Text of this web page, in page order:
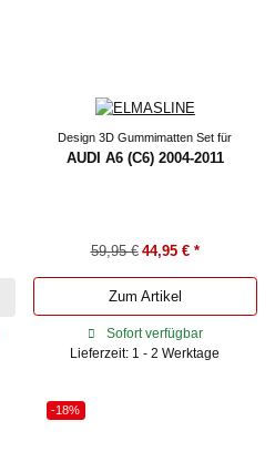
Design 3D Gummimatten Set für
AUDI A6 (C6) 2004-2011
59,95 € 44,95 € *
Zum Artikel
Sofort verfügbar
Lieferzeit: 1 - 2 Werktage
-18%